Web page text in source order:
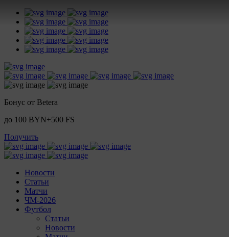
Бонус от Betera
до 100 BYN+500 FS
Получить
Новости
Статьи
Матчи
ЧМ-2026
Футбол
Статьи
Новости